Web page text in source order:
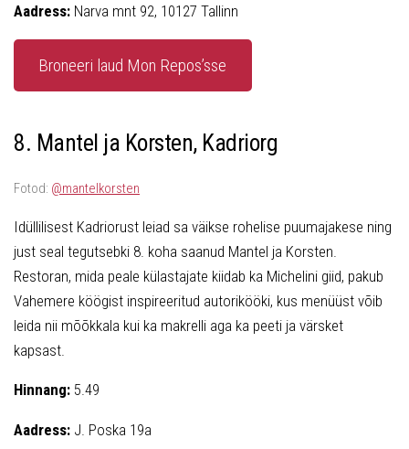
Aadress: Narva mnt 92, 10127 Tallinn
Broneeri laud Mon Repos’sse
8. Mantel ja Korsten, Kadriorg
Fotod: @mantelkorsten
Idüllilisest Kadriorust leiad sa väikse rohelise puumajakese ning
just seal tegutsebki 8. koha saanud Mantel ja Korsten.
Restoran, mida peale külastajate kiidab ka Michelini giid, pakub
Vahemere köögist inspireeritud autorikööki, kus menüüst võib
leida nii mõõkkala kui ka makrelli aga ka peeti ja värsket
kapsast.
Hinnang: 5.49
Aadress: J. Poska 19a